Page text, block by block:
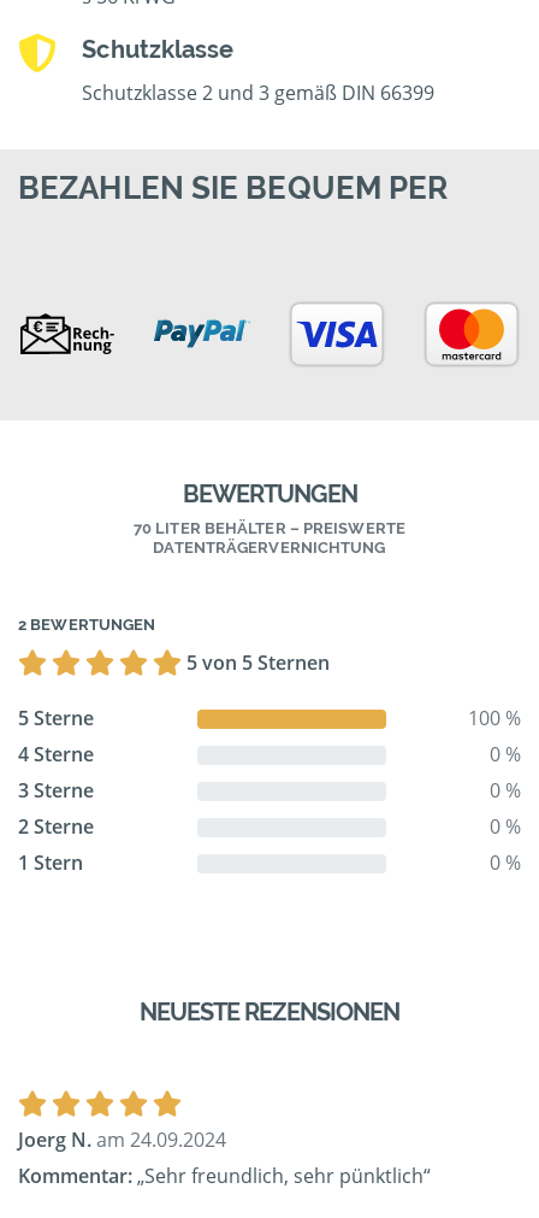
Schutzklasse
Schutzklasse 2 und 3 gemäß DIN 66399
BEZAHLEN SIE BEQUEM PER
BEWERTUNGEN
70 LITER BEHÄLTER – PREISWERTE
DATENTRÄGERVERNICHTUNG
2 BEWERTUNGEN
5 von 5 Sternen
5 Sterne
100 %
4 Sterne
0 %
3 Sterne
0 %
2 Sterne
0 %
1 Stern
0 %
NEUESTE REZENSIONEN
Joerg N.am 24.09.2024
Kommentar:„Sehr freundlich, sehr pünktlich“